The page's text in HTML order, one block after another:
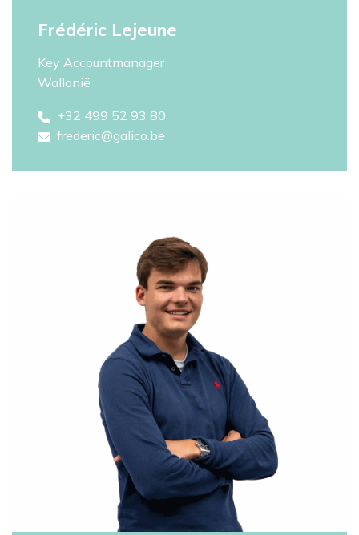
Frédéric Lejeune
Key Accountmanager
Wallonië
+32 499 52 93 80
frederic@galico.be